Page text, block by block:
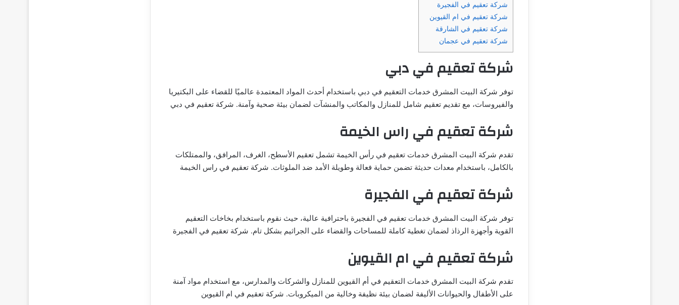
شركة تعقيم في الفجيرة
شركة تعقيم في ام القيوين
شركة تعقيم في الشارقة
شركة تعقيم في عجمان
شركة تعقيم في دبي
توفر شركة البيت المشرق خدمات التعقيم في دبي باستخدام أحدث المواد المعتمدة عالميًا للقضاء على البكتيريا
والفيروسات، مع تقديم تعقيم شامل للمنازل والمكاتب والمنشآت لضمان بيئة صحية وآمنة. شركة تعقيم في دبي
شركة تعقيم في راس الخيمة
تقدم شركة البيت المشرق خدمات تعقيم في رأس الخيمة تشمل تعقيم الأسطح، الغرف، المرافق، والممتلكات
بالكامل، باستخدام معدات حديثة تضمن حماية فعالة وطويلة الأمد ضد الملوثات. شركة تعقيم في راس الخيمة
شركة تعقيم في الفجيرة
توفر شركة البيت المشرق خدمات تعقيم في الفجيرة باحترافية عالية، حيث نقوم باستخدام بخاخات التعقيم
القوية وأجهزة الرذاذ لضمان تغطية كاملة للمساحات والقضاء على الجراثيم بشكل تام. شركة تعقيم في الفجيرة
شركة تعقيم في ام القيوين
تقدم شركة البيت المشرق خدمات التعقيم في أم القيوين للمنازل والشركات والمدارس، مع استخدام مواد آمنة
على الأطفال والحيوانات الأليفة لضمان بيئة نظيفة وخالية من الميكروبات. شركة تعقيم في ام القيوين